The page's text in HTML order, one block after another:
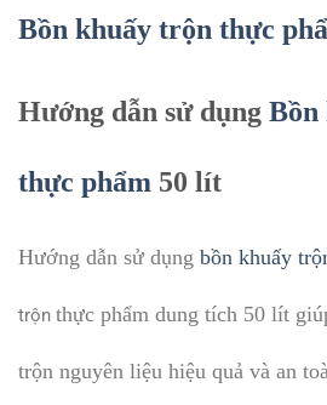
Bồn khuấy trộn thực
Hướng dẫn sử dụng Bồn
thực phẩm 50 lít
Hướng dẫn sử dụng bồn khuấy
trộn thực phẩm dung tích 50 lít
trộn nguyên liệu hiệu quả và an